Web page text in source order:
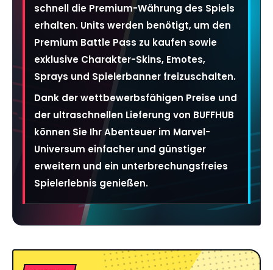
schnell die Premium-Währung des Spiels
erhalten. Units werden benötigt, um den
Premium Battle Pass zu kaufen sowie
exklusive Charakter-Skins, Emotes,
Sprays und Spielerbanner freizuschalten.
Dank der wettbewerbsfähigen Preise und
der ultraschnellen Lieferung von BUFFHUB
können Sie Ihr Abenteuer im Marvel-
Universum einfacher und günstiger
erweitern und ein unterbrechungsfreies
Spielerlebnis genießen.